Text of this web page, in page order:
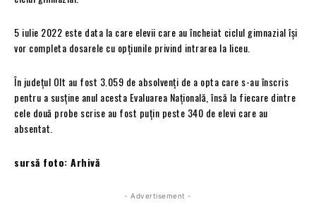
5 iulie 2022 este data la care elevii care au încheiat ciclul gimnazial își
vor completa dosarele cu opțiunile privind intrarea la liceu.
În județul Olt au fost 3.059 de absolvenți de a opta care s-au înscris
pentru a susține anul acesta Evaluarea Națională, însă la fiecare dintre
cele două probe scrise au fost puțin peste 340 de elevi care au
absentat.
sursă foto: Arhivă
- Advertisement -